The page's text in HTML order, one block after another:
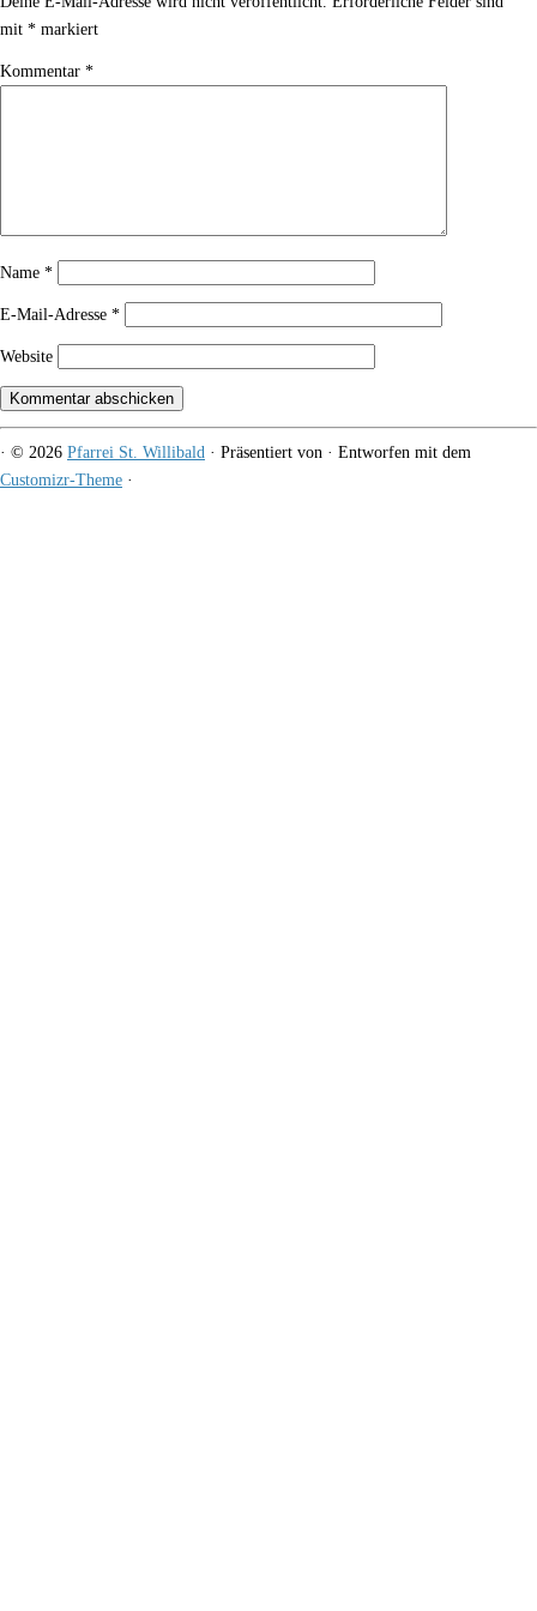
mit * markiert
Kommentar *
Name *
E-Mail-Adresse *
Website
· © 2026 Pfarrei St. Willibald · Präsentiert von · Entworfen mit dem
Customizr-Theme ·